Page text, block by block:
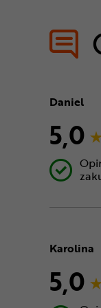
Daniel
5,0
Karolina
5,0